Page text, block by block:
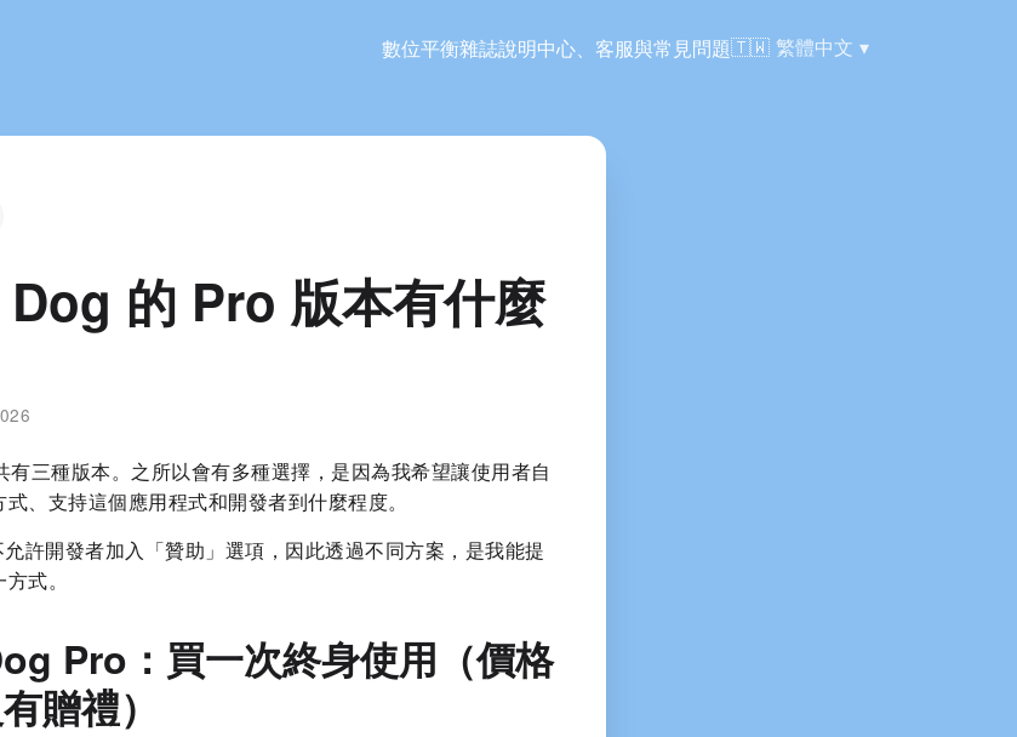
數位平衡雜誌說明中心、客服與常見問題🇹🇼 語言:
繁體中文
的 Pro 版本有什麼
有三種版本。之所以會有多種選擇，是因為我希望讓使用者自
、支持這個應用程式和開發者到什麼程度。
許開發者加入「贊助」選項，因此透過不同方案，是我能提
式。
Pro：買一次終身使用（價格
贈禮）